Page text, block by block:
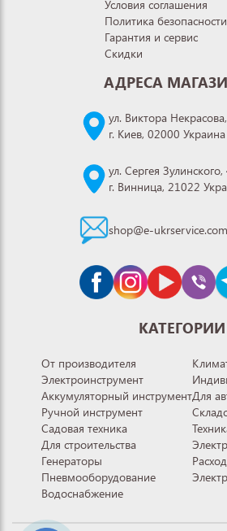
Условия соглашения
Политика безопасности
Гарантия и сервис
Скидки
АДРЕСА
ул. Виктора
г. Киев, 02000 Украина
ул. Сергея
г. Винница, 21022
shop@e-ukrservice.com
КАТЕГОРИИ
От производителя
Электроинструмент
Аккумуляторный инструмент
Ручной инструмент
Садовая техника
Для строительства
Генераторы
Пневмооборудование
Водоснабжение
Для